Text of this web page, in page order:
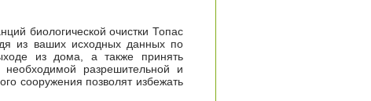
биологической очистки Топас
из ваших исходных данных по
из дома, а также принять
разрешительной и
сооружения позволят избежать